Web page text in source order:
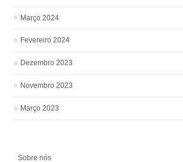
Março 2024
Fevereiro 2024
Dezembro 2023
Novembro 2023
Março 2023
Sobre nós